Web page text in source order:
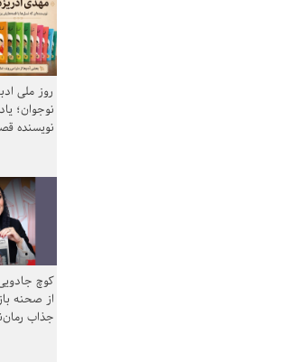
روز ملی
نوجوان؛
نویسنده
کوچ
از صحنه
جذاب